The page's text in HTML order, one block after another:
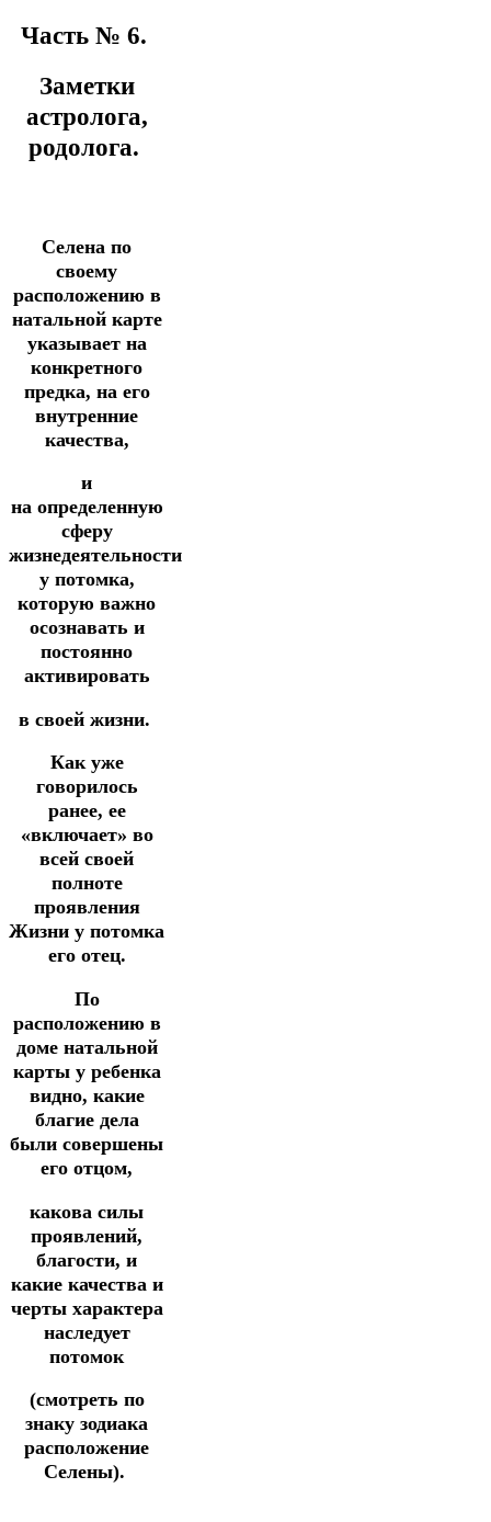
Часть № 6.
Заметки
астролога,
родолога.
Селена по
своему
расположению в
натальной карте
указывает на
конкретного
предка, на его
внутренние
качества,
и
на определенную
сферу
жизнедеятельности
у потомка,
которую важно
осознавать и
постоянно
активировать
в своей жизни.
Как уже
говорилось
ранее, ее
«включает» во
всей своей
полноте
проявления
Жизни у потомка
его отец.
По
расположению в
доме натальной
карты у ребенка
видно, какие
благие дела
были совершены
его отцом,
какова силы
проявлений,
благости, и
какие качества и
черты характера
наследует
потомок
(смотреть по
знаку зодиака
расположение
Селены).